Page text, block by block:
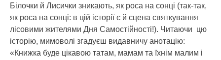
Білочки й Лисички зникають, як роса на сонці (так-так,
як роса на сонці: в цій історії є й сцена святкування
лісовими жителями Дня Самостійності!). Читаючи цю
історію, мимоволі згадуєш видавничу анотацію:
«Книжка буде цікавою татам, мамам та їхнім малим і